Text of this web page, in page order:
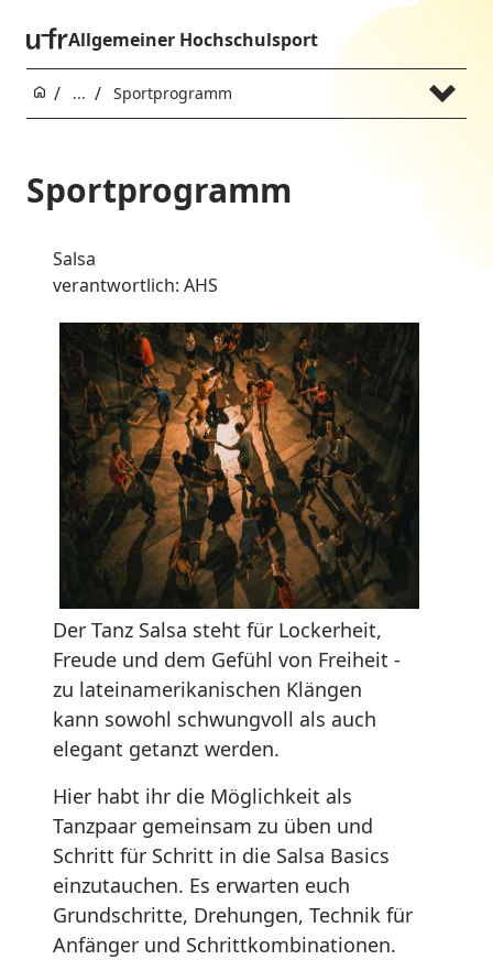
Allgemeiner Hochschulsport
... Sportprogramm
Sportprogramm
Salsa
verantwortlich: AHS
Der Tanz Salsa steht für Lockerheit,
Freude und dem Gefühl von Freiheit -
zu lateinamerikanischen Klängen
kann sowohl schwungvoll als auch
elegant getanzt werden.
Hier habt ihr die Möglichkeit als
Tanzpaar gemeinsam zu üben und
Schritt für Schritt in die Salsa Basics
einzutauchen. Es erwarten euch
Grundschritte, Drehungen, Technik für
Anfänger und Schrittkombinationen.